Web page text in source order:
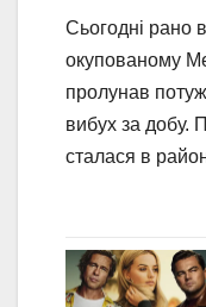
Сьогодні рано
окупованому
пролунав
вибух за добу.
сталася в